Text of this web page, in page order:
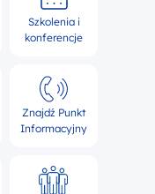
Szkolenia i
konferencje
Znajdź Punkt
Informacyjny